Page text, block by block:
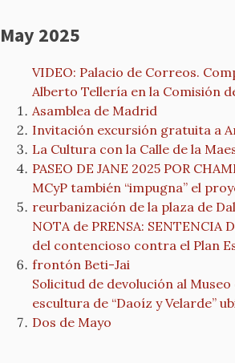
May 2025
VIDEO: Palacio de Correos.
Alberto Tellería en la Comisión
Asamblea de Madrid
Invitación excursión gratuita a
La Cultura con la Calle de la
PASEO DE JANE 2025 POR
MCyP también “impugna” el
reurbanización de la plaza de
NOTA de PRENSA: SENTENCIA
del contencioso contra el Plan
frontón Beti-Jai
Solicitud de devolución al
escultura de “Daoíz y Velarde”
Dos de Mayo